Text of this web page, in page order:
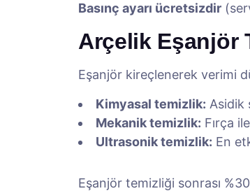
Basınç ayarı ücretsizdir
Arçelik Eşanjör
Eşanjör kireçlenerek verimi
Kimyasal temizlik: Asidik
Mekanik temizlik: Fırça
Ultrasonik temizlik: En
Eşanjör temizliği sonrası